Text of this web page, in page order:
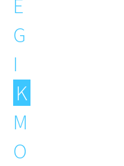
E
G
I
K
M
O